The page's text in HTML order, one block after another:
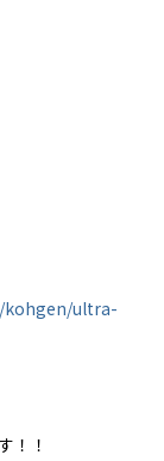
ultra-
！！